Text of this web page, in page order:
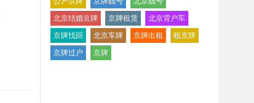
北京结婚京牌 京牌租赁 北京背户车
京牌找回 北京车牌 京牌出租 租京牌
京牌过户 京牌